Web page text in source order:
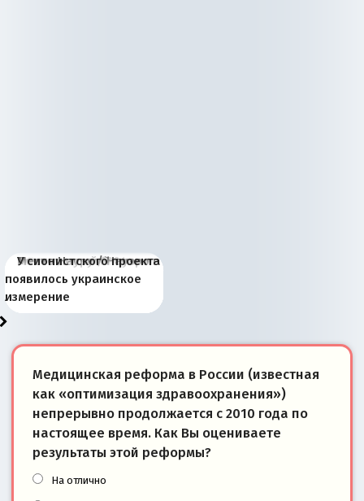
Киевская марионетка
Запада рассказала о
«переобувании» хозяев
В России назрели
перемены: 15 шагов к
суверенной экономике
Миграционный пожар
Европы
Россия начинает
сбрасывать балласт
Анкориджа
Россия зимой 1904
года: первые уступки во
внутренней политике
Русская нация вчера и
сегодня
Почему правый крах в
Варшаве не поможет её
отношениям с Россией?
Место Науру / Науэро в
современной истории
Южной Осетии
У сионистского проекта
появилось украинское
измерение
Медицинская реформа в России (известная
как «оптимизация здравоохранения»)
непрерывно продолжается с 2010 года по
настоящее время. Как Вы оцениваете
результаты этой реформы?
На отлично